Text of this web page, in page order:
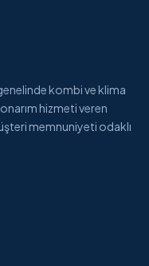
kombi ve klima
hizmeti veren
memnuniyeti odaklı